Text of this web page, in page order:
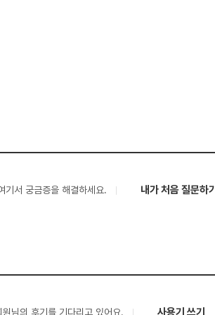
기서 궁금증을 해결하세요. 내가 처음 질문하기
님의 후기를 기다리고 있어요. 사용기 쓰기